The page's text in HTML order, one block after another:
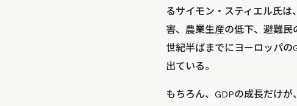
るサイモン・スティエル氏
害、農業生産の低下、避難
世紀半ばまでにヨーロッパの
出ている。
もちろん、GDPの成長だけ